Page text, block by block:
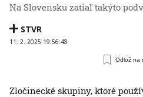
Na Slovensku zatiaľ takýto
STVR
11. 2. 2025 19:56:48
Odlož na
Zločinecké skupiny, ktoré